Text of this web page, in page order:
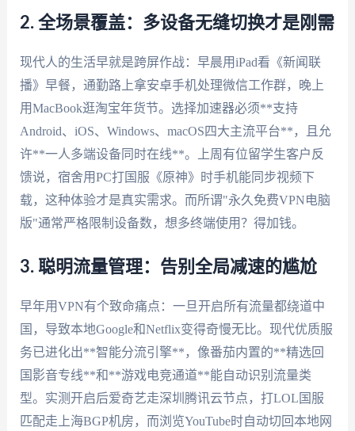
2. 全场景覆盖：多设备无缝切换才是刚需
现代人的生活早就是跨屏作战：早晨用iPad看《新闻联
播》早餐，通勤路上拿安卓手机处理微信工作群，晚上
用MacBook逛淘宝年货节。选择加速器必须**支持
Android、iOS、Windows、macOS四大主流平台**，且允
许**一人多端设备同时在线**。上周有位留学生客户反
馈说，宿舍用PC打国服《原神》时手机能同步视频下
载，这种体验才是真实需求。而所谓"永久免费VPN电脑
版"通常严格限制设备数，想多终端使用？得加钱。
3. 聪明流量管理：告别全局减速的尴尬
早年用VPN有个致命痛点：一旦开启所有流量都绕道中
国，导致本地Google和Netflix变得奇慢无比。现代优质服
务已进化出**智能分流引擎**，像番茄内置的**精选回
国影音专线**和**游戏电竞通道**能自动识别流量类
型。实测开启后爱奇艺走深圳腾讯云节点，打LOL国服
匹配走上海BGP机房，而浏览YouTube时自动切回本地网